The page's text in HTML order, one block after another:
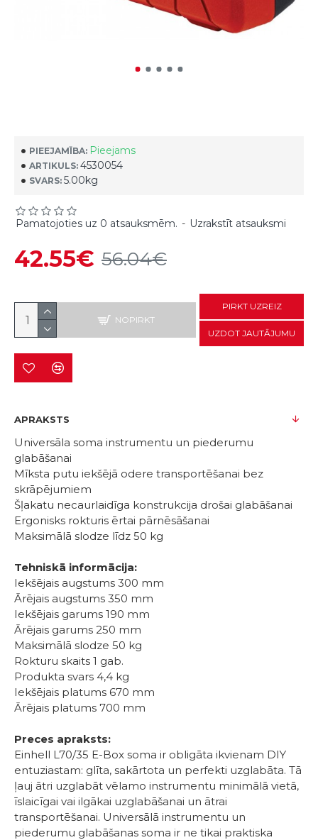
PIEEJAMĪBA: Pieejams
ARTIKULS: 4530054
SVARS: 5.00kg
Pamatojoties uz 0 atsauksmēm. - Uzrakstīt atsauksmi
42.55€ 56.04€
NOPIRKT
PIRKT UZREIZ
UZDOT JAUTĀJUMU
APRAKSTS
Universāla soma instrumentu un piederumu
glabāšanai
Mīksta putu iekšējā odere transportēšanai bez
skrāpējumiem
Šļakatu necaurlaidīga konstrukcija drošai glabāšanai
Ergonisks rokturis ērtai pārnēsāšanai
Maksimālā slodze līdz 50 kg
Tehniskā informācija:
Iekšējais augstums 300 mm
Ārējais augstums 350 mm
Iekšējais garums 190 mm
Ārējais garums 250 mm
Maksimālā slodze 50 kg
Rokturu skaits 1 gab.
Produkta svars 4,4 kg
Iekšējais platums 670 mm
Ārējais platums 700 mm
Preces apraksts:
Einhell L70/35 E-Box soma ir obligāta ikvienam DIY
entuziastam: glīta, sakārtota un perfekti uzglabāta. Tā
ļauj ātri uzglabāt vēlamo instrumentu minimālā vietā,
īslaicīgai vai ilgākai uzglabāšanai un ātrai
transportēšanai. Universālā instrumentu un
piederumu glabāšanas soma ir ne tikai praktiska